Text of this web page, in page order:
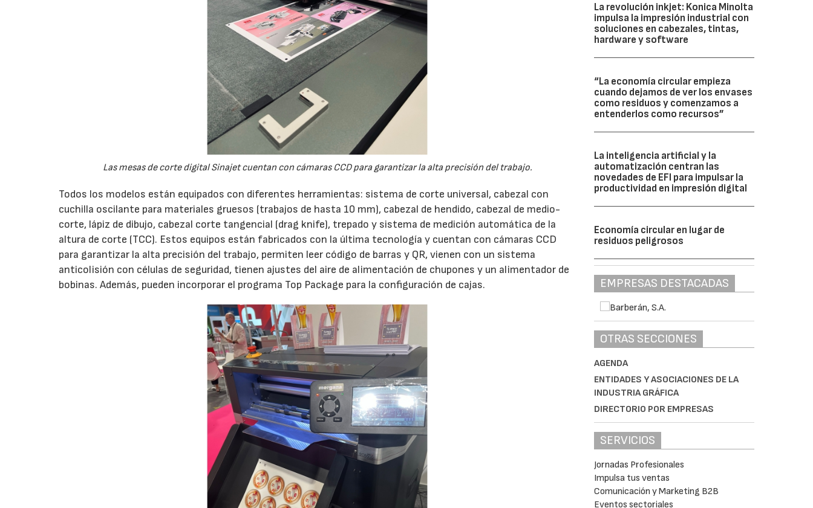
Las mesas de corte digital Sinajet cuentan con cámaras CCD para garantizar la alta precisión del trabajo.
Todos los modelos están equipados con diferentes herramientas: sistema de corte universal, cabezal con
cuchilla oscilante para materiales gruesos (trabajos de hasta 10 mm), cabezal de hendido, cabezal de medio-
corte, lápiz de dibujo, cabezal corte tangencial (drag knife), trepado y sistema de medición automática de la
altura de corte (TCC). Estos equipos están fabricados con la última tecnología y cuentan con cámaras CCD
para garantizar la alta precisión del trabajo, permiten leer código de barras y QR, vienen con un sistema
anticolisión con células de seguridad, tienen ajustes del aire de alimentación de chupones y un alimentador de
bobinas. Además, pueden incorporar el programa Top Package para la configuración de cajas.
La revolución inkjet: Konica Minolta
impulsa la impresión industrial con
soluciones en cabezales, tintas,
hardware y software
“La economía circular empieza
cuando dejamos de ver los envases
como residuos y comenzamos a
entenderlos como recursos”
La inteligencia artificial y la
automatización centran las
novedades de EFI para impulsar la
productividad en impresión digital
Economía circular en lugar de
residuos peligrosos
EMPRESAS DESTACADAS
OTRAS SECCIONES
AGENDA
ENTIDADES Y ASOCIACIONES DE LA
INDUSTRIA GRÁFICA
DIRECTORIO POR EMPRESAS
SERVICIOS
Jornadas Profesionales
Impulsa tus ventas
Comunicación y Marketing B2B
Eventos sectoriales